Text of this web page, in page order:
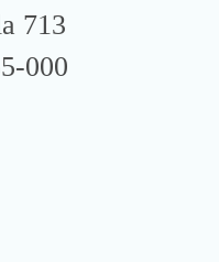
713
000